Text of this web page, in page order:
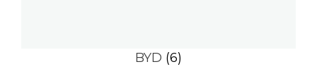
BYD (6)